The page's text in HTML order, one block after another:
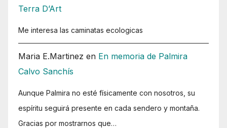
Terra D’Art
Me interesa las caminatas ecologicas
Maria E.Martinez en En memoria de Palmira
Calvo Sanchís
Aunque Palmira no esté físicamente con nosotros, su
espíritu seguirá presente en cada sendero y montaña.
Gracias por mostrarnos que…